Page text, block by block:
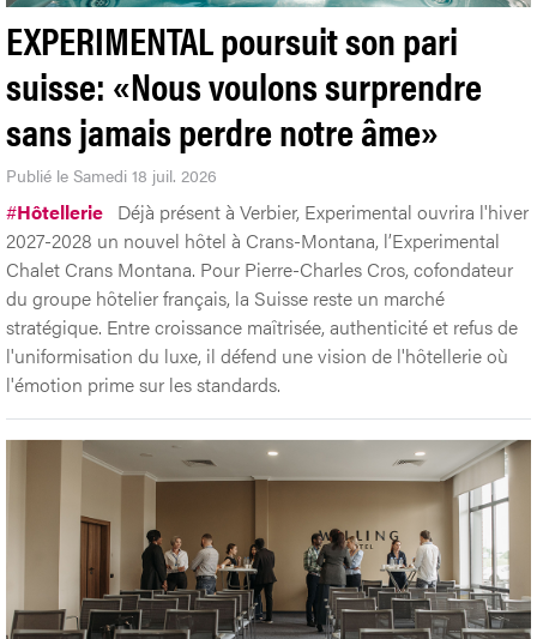
EXPERIMENTAL poursuit son pari
suisse: «Nous voulons surprendre
sans jamais perdre notre âme»
Publié le Samedi 18 juil. 2026
#Hôtellerie Déjà présent à Verbier, Experimental ouvrira l'hiver
2027-2028 un nouvel hôtel à Crans-Montana, l’Experimental
Chalet Crans Montana. Pour Pierre-Charles Cros, cofondateur
du groupe hôtelier français, la Suisse reste un marché
stratégique. Entre croissance maîtrisée, authenticité et refus de
l'uniformisation du luxe, il défend une vision de l'hôtellerie où
l'émotion prime sur les standards.